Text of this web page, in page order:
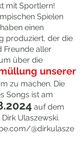
mit Sportlern!
Spielen
einen
produziert, der die
Freunde aller
über die
unserer
zu machen. Die
Songs ist am
auf dem
Ulaszewski.
@dirkulasze